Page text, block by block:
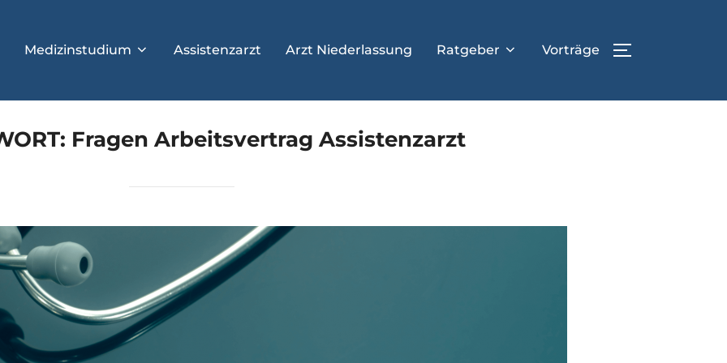
Medizinstudium Assistenzarzt Arzt Niederlassung Ratgeber Vorträge
Fragen Arbeitsvertrag Assistenzarzt